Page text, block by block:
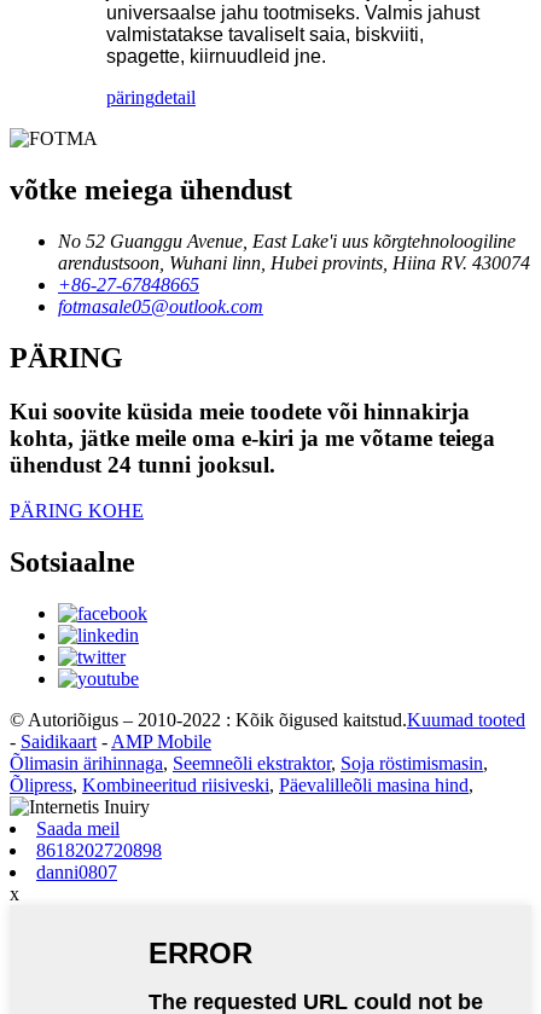
universaalse jahu tootmiseks. Valmis jahust
valmistatakse tavaliselt saia, biskviiti,
spagette, kiirnuudleid jne.
päringdetail
võtke meiega ühendust
No 52 Guanggu Avenue, East Lake'i uus kõrgtehnoloogiline
arendustsoon, Wuhani linn, Hubei provints, Hiina RV. 430074
+86-27-67848665
fotmasale05@outlook.com
PÄRING
Kui soovite küsida meie toodete või hinnakirja
kohta, jätke meile oma e-kiri ja me võtame teiega
ühendust 24 tunni jooksul.
PÄRING KOHE
Sotsiaalne
© Autoriõigus – 2010-2022 : Kõik õigused kaitstud.Kuumad tooted
- Saidikaart - AMP Mobile
Õlimasin ärihinnaga, Seemneõli ekstraktor, Soja röstimismasin,
Õlipress, Kombineeritud riisiveski, Päevalilleõli masina hind,
Saada meil
8618202720898
danni0807
x